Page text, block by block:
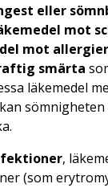
eller
mot
mot allergier
smärta
läkemedel
,
(som